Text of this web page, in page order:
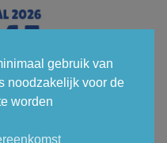
gebruik van
noodzakelijk voor de
worden